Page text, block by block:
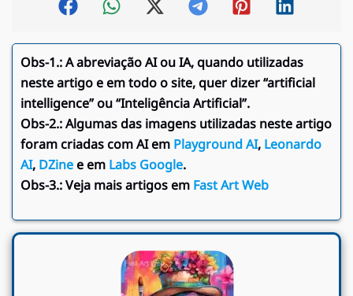
Obs-1.:A abreviação AI ou IA, quando utilizadas
neste artigo e em todo o site, quer dizer “artificial
intelligence” ou “Inteligência Artificial”.
Obs-2.:Algumas das imagens utilizadas neste artigo
foram criadas com AI em Playground AI, Leonardo
AI, DZinee em Labs Google.
Obs-3.:Veja mais artigos em Fast Art Web